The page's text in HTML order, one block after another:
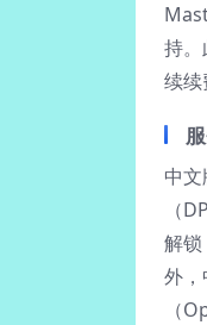
持
续续
中
（
解
外，
（